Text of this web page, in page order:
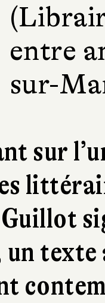
entre
sur-
sur
un texte